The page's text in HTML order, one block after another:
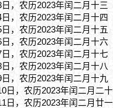
，农历2023年闰二月十三
，农历2023年闰二月十四
，农历2023年闰二月十五
，农历2023年闰二月十六
，农历2023年闰二月十七
，农历2023年闰二月十八
，农历2023年闰二月十九
日，农历2023年闰二月二十
日，农历2023年闰二月廿一